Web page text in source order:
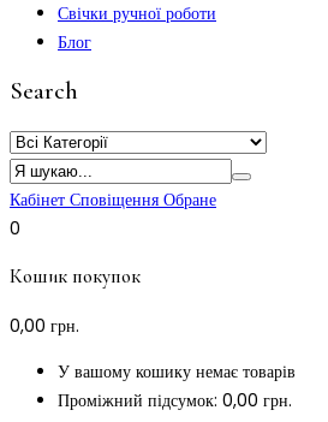
Свічки ручної роботи
Блог
Search
Кабінет Сповіщення Обране
0
Кошик покупок
0,00 грн.
У вашому кошику немає товарів
Проміжний підсумок: 0,00 грн.